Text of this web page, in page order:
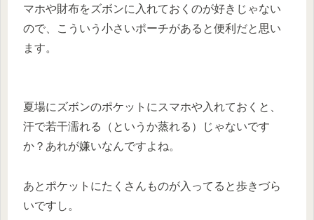
マホや財布をズボンに入れておくのが好きじゃない
ので、こういう小さいポーチがあると便利だと思い
ます。
夏場にズボンのポケットにスマホや入れておくと、
汗で若干濡れる（というか蒸れる）じゃないです
か？あれが嫌いなんですよね。
あとポケットにたくさんものが入ってると歩きづら
いですし。